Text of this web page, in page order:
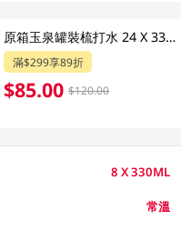
原箱玉泉罐裝梳打水 24 X 330ML
滿$299享89折
$85.00 $120.00
8 X 330ML
常溫